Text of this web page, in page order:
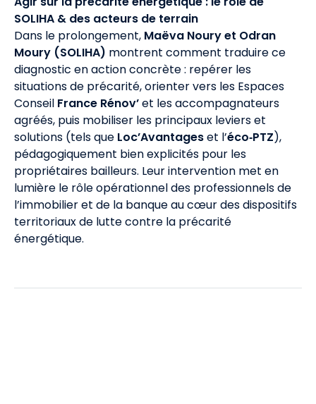
SOLIHA & des acteurs de terrain
Dans le prolongement, Maëva Noury et Odran
Moury (SOLIHA) montrent comment traduire ce
diagnostic en action concrète : repérer les
situations de précarité, orienter vers les Espaces
Conseil France Rénov’et les accompagnateurs
agréés, puis mobiliser les principaux leviers et
solutions (tels que Loc’Avantageset l’éco‑PTZ),
pédagogiquement bien explicités pour les
propriétaires bailleurs. Leur intervention met en
lumière le rôle opérationnel des professionnels de
l’immobilier et de la banque au cœur des dispositifs
territoriaux de lutte contre la précarité
énergétique.